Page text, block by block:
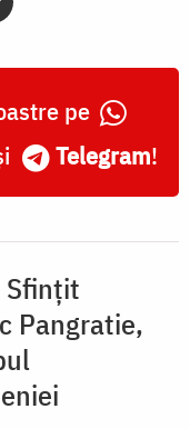
pe
Telegram!
Sfințit
Pangratie,